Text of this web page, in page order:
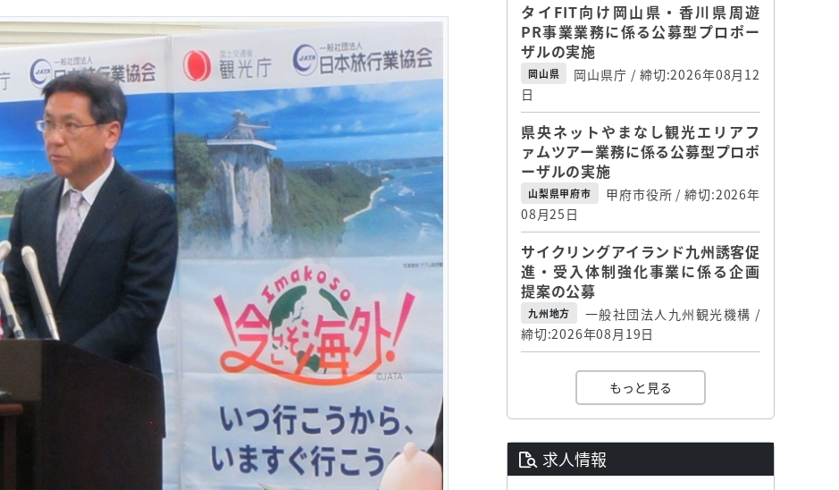
タイFIT向け岡山県・香川県周遊
PR事業業務に係る公募型プロポー
ザルの実施
岡山県
岡山県庁 / 締切:2026年08月12
日
県央ネットやまなし観光エリアフ
ァムツアー業務に係る公募型プロポ
ーザルの実施
山梨県甲府市
甲府市役所 / 締切:2026年
08月25日
サイクリングアイランド九州誘客促
進・受入体制強化事業に係る企画
提案の公募
九州地方
一般社団法人九州観光機構 /
締切:2026年08月19日
もっと見る
求人情報